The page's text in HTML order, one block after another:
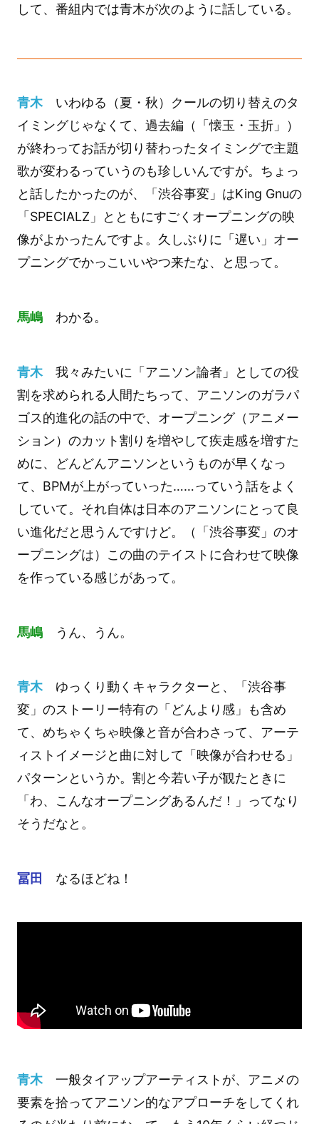
して、番組内では青木が次のように話している。
青木いわゆる（夏・秋）クールの切り替えのタ
イミングじゃなくて、過去編（「懐玉・玉折」）
が終わってお話が切り替わったタイミングで主題
歌が変わるっていうのも珍しいんですが。ちょっ
と話したかったのが、「渋谷事変」はKing Gnuの
「SPECIALZ」とともにすごくオープニングの映
像がよかったんですよ。久しぶりに「遅い」オー
プニングでかっこいいやつ来たな、と思って。
馬嶋わかる。
青木我々みたいに「アニソン論者」としての役
割を求められる人間たちって、アニソンのガラパ
ゴス的進化の話の中で、オープニング（アニメー
ション）のカット割りを増やして疾走感を増すた
めに、どんどんアニソンというものが早くなっ
て、BPMが上がっていった……っていう話をよく
していて。それ自体は日本のアニソンにとって良
い進化だと思うんですけど。（「渋谷事変」のオ
ープニングは）この曲のテイストに合わせて映像
を作っている感じがあって。
馬嶋うん、うん。
青木ゆっくり動くキャラクターと、「渋谷事
変」のストーリー特有の「どんより感」も含め
て、めちゃくちゃ映像と音が合わさって、アーテ
ィストイメージと曲に対して「映像が合わせる」
パターンというか。割と今若い子が観たときに
「わ、こんなオープニングあるんだ！」ってなり
そうだなと。
冨田 なるほどね！
青木一般タイアップアーティストが、アニメの
要素を拾ってアニソン的なアプローチをしてくれ